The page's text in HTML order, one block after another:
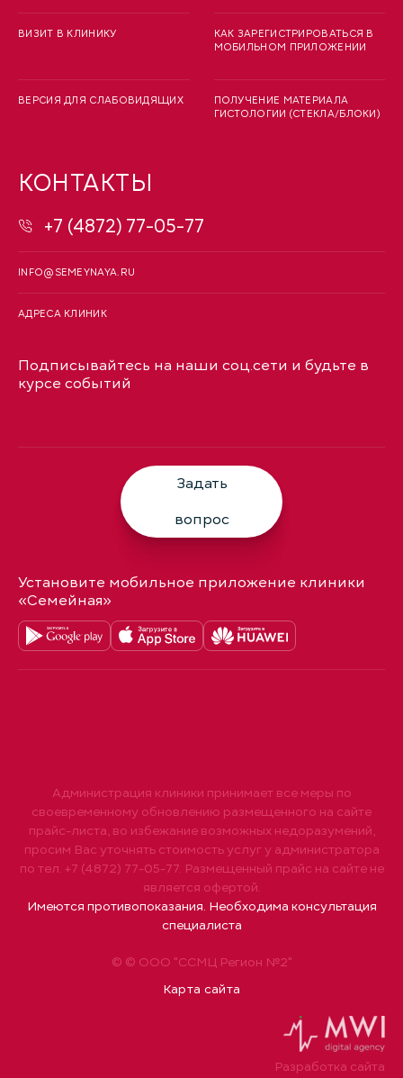
ВИЗИТ В КЛИНИКУ
ВЕРСИЯ ДЛЯ СЛАБОВИДЯЩИХ
КАК ЗАРЕГИСТРИРОВАТЬСЯ В
МОБИЛЬНОМ ПРИЛОЖЕНИИ
ПОЛУЧЕНИЕ МАТЕРИАЛА
ГИСТОЛОГИИ (СТЕКЛА/БЛОКИ)
КОНТАКТЫ
+7 (4872) 77-05-77
INFO@SEMEYNAYA.RU
АДРЕСА КЛИНИК
Подписывайтесь на наши соц.сети и будьте в
курсе событий
Задать
вопрос
Установите мобильное приложение клиники
«Семейная»
© © ООО "ССМЦ Регион №2"
Карта сайта
Администрация клиники принимает все меры по
своевременному обновлению размещенного на сайте
прайс-листа, во избежание возможных недоразумений,
просим Вас уточнять стоимость услуг у администратора
по тел. +7 (4872) 77-05-77. Размещенный прайс на сайте не
является офертой.
Имеются противопоказания. Необходима консультация
специалиста
Разработка сайта